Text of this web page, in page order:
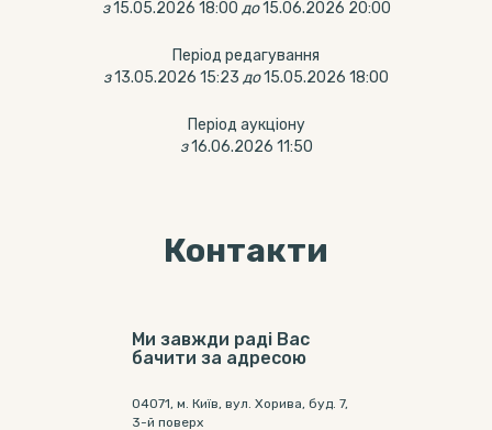
з 15.05.2026 18:00 до 15.06.2026 20:00
Період редагування
з13.05.2026 15:23 до15.05.2026 18:00
Період аукціону
з 16.06.2026 11:50
Контакти
Ми завжди раді Вас
бачити за адресою
04071, м. Київ, вул. Хорива, буд. 7,
3-й поверх